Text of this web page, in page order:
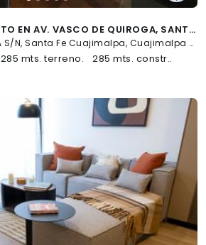
RENTA DEPARTAMENTO EN AV. VASCO DE QUIROGA, SANTA FE CUAJIMALPA, CDMX - (34)
Av. Vasco de QUIROGA S/N, Santa Fe Cuajimalpa, Cuajimalpa de Morelos
285 mts. terreno. 285 mts. constr..